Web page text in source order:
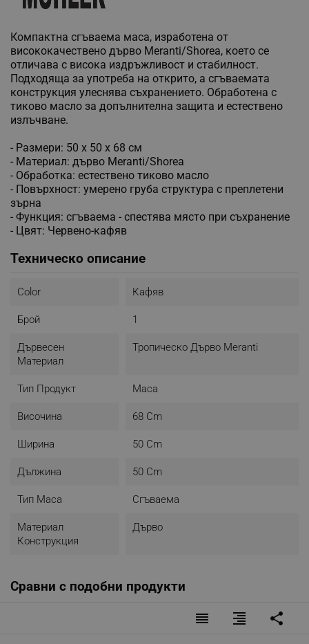
Компактна сгъваема маса, изработена от
висококачествено дърво Meranti/Shorea, което се
отличава с висока издръжливост и стабилност.
Подходяща за употреба на открито, а сгъваемата
конструкция улеснява съхранението. Обработена с
тиково масло за допълнителна защита и естествено
излъчване.
- Размери: 50 x 50 x 68 см
- Материал: дърво Meranti/Shorea
- Обработка: естествено тиково масло
- Повърхност: умерено груба структура с преплетени
зърна
- Функция: сгъваема - спестява място при съхранение
- Цвят: Червено-кафяв
Техническо описание
Color Кафяв
Брой 1
Дървесен
Материал
Тропическо Дърво Meranti
Тип Продукт Маса
Височина 68 Cm
Ширина 50 Cm
Дължина 50 Cm
Тип Маса Сгъваема
Материал
Конструкция
Дърво
Сравни с подобни продукти
reorder format_align_right share